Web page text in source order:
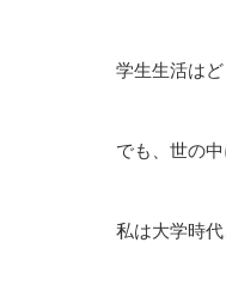
学生生活は
でも、世の
私は大学時